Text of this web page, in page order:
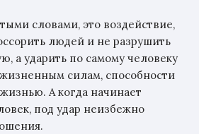
словами, это воздействие,
людей и не разрушить
а ударить по самому человеку
силам, способности
А когда начинает
под удар неизбежно